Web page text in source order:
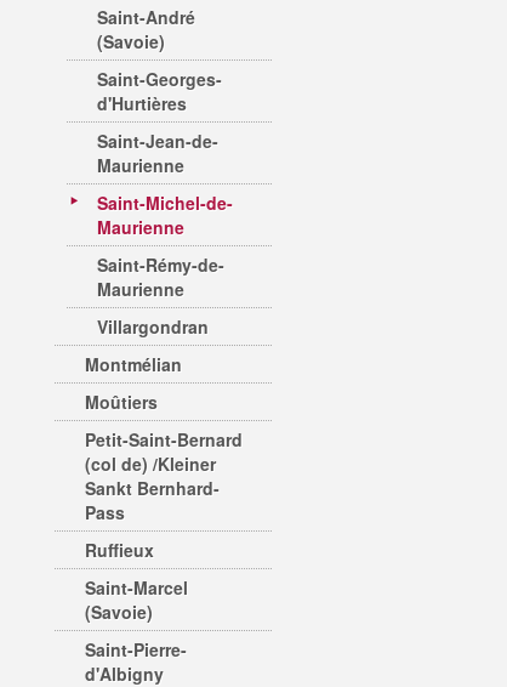
Saint-André
(Savoie)
Saint-Georges-
d'Hurtières
Saint-Jean-de-
Maurienne
Saint-Michel-de-
Maurienne
Saint-Rémy-de-
Maurienne
Villargondran
Montmélian
Moûtiers
Petit-Saint-Bernard
(col de) /Kleiner
Sankt Bernhard-
Pass
Ruffieux
Saint-Marcel
(Savoie)
Saint-Pierre-
d'Albigny